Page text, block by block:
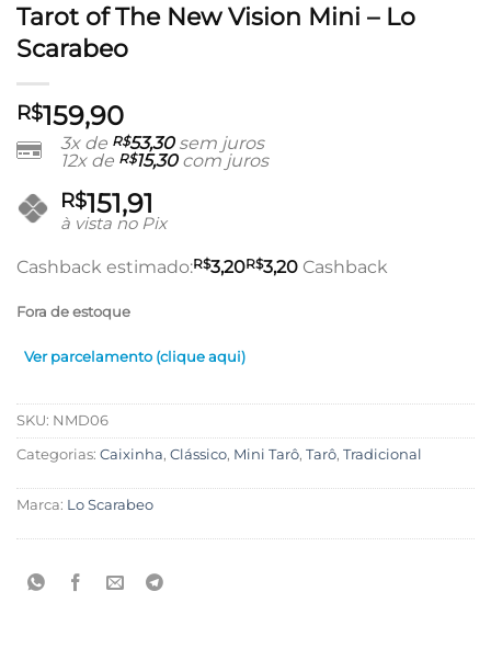
Tarot of The New Vision Mini – Lo
Scarabeo
R$159,90
3x de R$53,30sem juros
12x de R$15,30com juros
R$151,91
à vista no Pix
Cashback estimado:R$3,20R$3,20 Cashback
Fora de estoque
Ver parcelamento (clique aqui)
SKU: NMD06
Categorias: Caixinha, Clássico, Mini Tarô, Tarô, Tradicional
Marca: Lo Scarabeo